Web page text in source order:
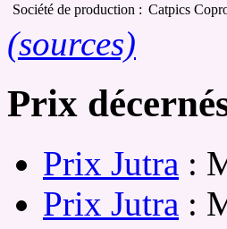
Société de production : Catpics
(sources)
Prix
Prix Jutra :
Prix Jutra :